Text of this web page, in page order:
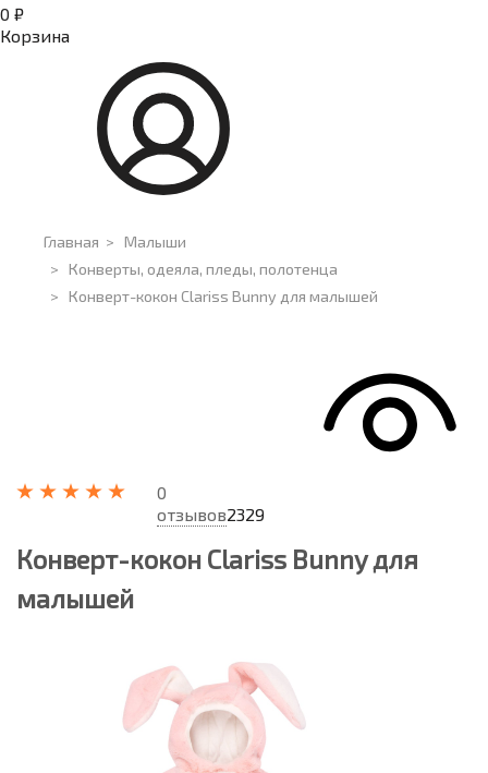
0 ₽
Корзина
Главная > Малыши
> Конверты, одеяла, пледы, полотенца
> Конверт-кокон Clariss Bunny для малышей
0
отзывов2329
Конверт-кокон Clariss Bunny для
малышей